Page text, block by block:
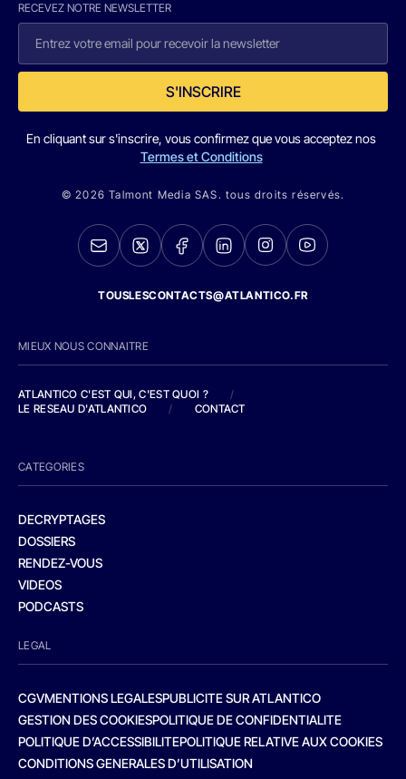
RECEVEZ NOTRE NEWSLETTER
S'INSCRIRE
En cliquant sur s'inscrire, vous confirmez que vous acceptez nos
Termes et Conditions
© 2026 Talmont Media SAS. tous droits réservés.
TOUSLESCONTACTS@ATLANTICO.FR
MIEUX NOUS CONNAITRE
ATLANTICO C'EST QUI, C'EST QUOI ?
/
LE RESEAU D'ATLANTICO
/ CONTACT
CATEGORIES
DECRYPTAGES
DOSSIERS
RENDEZ-VOUS
VIDEOS
PODCASTS
LEGAL
CGVMENTIONS LEGALESPUBLICITE SUR ATLANTICO
GESTION DES COOKIESPOLITIQUE DE CONFIDENTIALITE
POLITIQUE D’ACCESSIBILITEPOLITIQUE RELATIVE AUX COOKIES
CONDITIONS GENERALES D’UTILISATION